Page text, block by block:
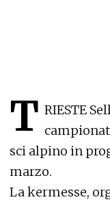
T RIESTE
sci alpino in
marzo.
La kermesse,